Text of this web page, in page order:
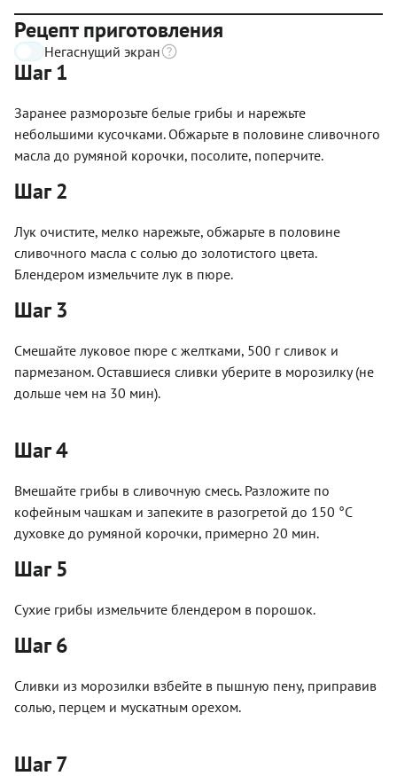
Рецепт приготовления
Негаснущий экран
Шаг 1
Заранее разморозьте белые грибы и нарежьте
небольшими кусочками. Обжарьте в половине сливочного
масла до румяной корочки, посолите, поперчите.
Шаг 2
Лук очистите, мелко нарежьте, обжарьте в половине
сливочного масла с солью до золотистого цвета.
Блендером измельчите лук в пюре.
Шаг 3
Смешайте луковое пюре с желтками, 500 г сливок и
пармезаном. Оставшиеся сливки уберите в морозилку (не
дольше чем на 30 мин).
Шаг 4
Вмешайте грибы в сливочную смесь. Разложите по
кофейным чашкам и запеките в разогретой до 150 °C
духовке до румяной корочки, примерно 20 мин.
Шаг 5
Сухие грибы измельчите блендером в порошок.
Шаг 6
Сливки из морозилки взбейте в пышную пену, приправив
солью, перцем и мускатным орехом.
Шаг 7